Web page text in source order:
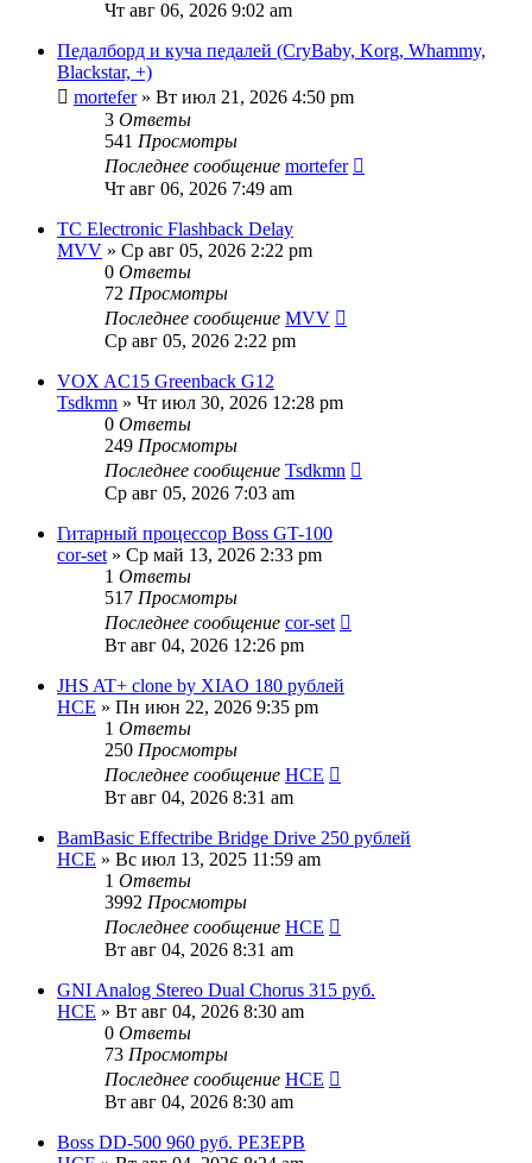
Чт авг 06, 2026 9:02 am
Педалборд и куча педалей (CryBaby, Korg, Whammy,
Blackstar, +)
mortefer» Вт июл 21, 2026 4:50 pm
3 Ответы
541 Просмотры
Последнее сообщение mortefer
Чт авг 06, 2026 7:49 am
TC Electronic Flashback Delay
MVV » Ср авг 05, 2026 2:22 pm
0 Ответы
72 Просмотры
Последнее сообщение MVV
Ср авг 05, 2026 2:22 pm
VOX AC15 Greenback G12
Tsdkmn » Чт июл 30, 2026 12:28 pm
0 Ответы
249 Просмотры
Последнее сообщение Tsdkmn
Ср авг 05, 2026 7:03 am
Гитарный процессор Boss GT-100
cor-set » Ср май 13, 2026 2:33 pm
1 Ответы
517 Просмотры
Последнее сообщение cor-set
Вт авг 04, 2026 12:26 pm
JHS AT+ clone by XIAO 180 рублей
HCE » Пн июн 22, 2026 9:35 pm
1 Ответы
250 Просмотры
Последнее сообщение HCE
Вт авг 04, 2026 8:31 am
BamBasic Effectribe Bridge Drive 250 рублей
HCE » Вс июл 13, 2025 11:59 am
1 Ответы
3992 Просмотры
Последнее сообщение HCE
Вт авг 04, 2026 8:31 am
GNI Analog Stereo Dual Chorus 315 руб.
HCE » Вт авг 04, 2026 8:30 am
0 Ответы
73 Просмотры
Последнее сообщение HCE
Вт авг 04, 2026 8:30 am
Boss DD-500 960 руб. РЕЗЕРВ